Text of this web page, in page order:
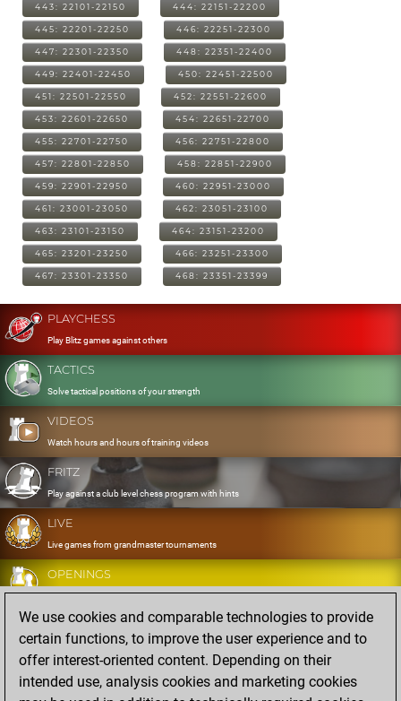
443: 22101-22150 444: 22151-22200
445: 22201-22250 446: 22251-22300
447: 22301-22350 448: 22351-22400
449: 22401-22450 450: 22451-22500
451: 22501-22550 452: 22551-22600
453: 22601-22650 454: 22651-22700
455: 22701-22750 456: 22751-22800
457: 22801-22850 458: 22851-22900
459: 22901-22950 460: 22951-23000
461: 23001-23050 462: 23051-23100
463: 23101-23150 464: 23151-23200
465: 23201-23250 466: 23251-23300
467: 23301-23350 468: 23351-23399
PLAYCHESS
Play Blitz games against others
TACTICS
Solve tactical positions of your strength
VIDEOS
Watch hours and hours of training videos
FRITZ
Play against a club level chess program with hints
LIVE
Live games from grandmaster tournaments
OPENINGS
Develop and exercise your openings
DATABASE
Eight million strong games
MYGAMES
Store and analyse your own games in the cloud
We use cookies and comparable technologies to provide
certain functions, to improve the user experience and to
offer interest-oriented content. Depending on their
intended use, analysis cookies and marketing cookies